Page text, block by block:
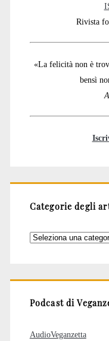
Rivista
«La felicità non è
bensì
Categorie degli
Categorie
Podcast di
AudioVeganzetta